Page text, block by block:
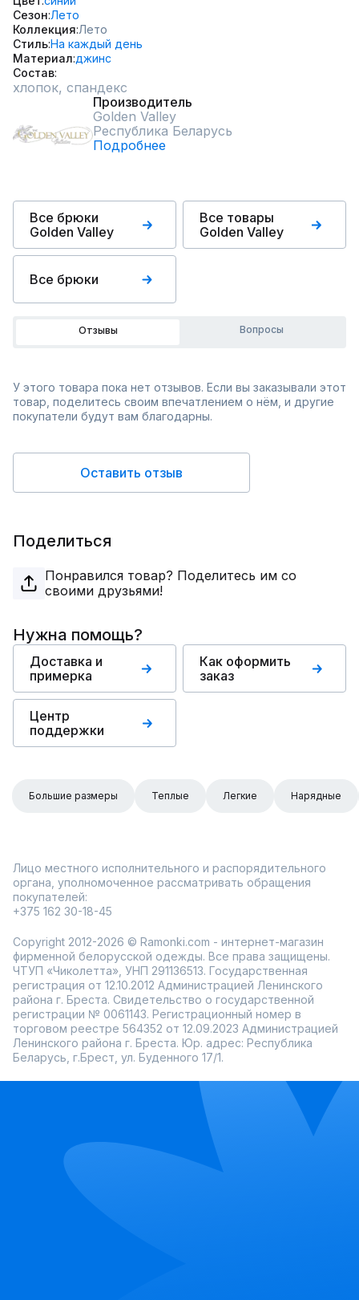
Сезон Лето
Коллекция Лето
СтильНа каждый день
Материал джинс
Состав
хлопок, спандекс
Производитель
Golden Valley
Республика Беларусь
Подробнее
Все брюки
Golden Valley
Все товары
Golden Valley
Все брюки
Отзывы Вопросы
У этого товара пока нет отзывов. Если вы заказывали этот
товар, поделитесь своим впечатлением о нём, и другие
покупатели будут вам благодарны.
Оставить отзыв
Поделиться
Понравился товар? Поделитесь им со
своими друзьями!
Нужна помощь?
Доставка и
примерка
Как оформить
заказ
Центр
поддержки
Большие размеры Теплые Легкие Нарядные
Лицо местного исполнительного и распорядительного
органа, уполномоченное рассматривать обращения
покупателей:
+375 162 30-18-45
Copyright 2012-2026 © Ramonki.com - интернет-магазин
фирменной белорусской одежды. Все права защищены.
ЧТУП «Чиколетта», УНП 291136513. Государственная
регистрация от 12.10.2012 Администрацией Ленинского
района г. Бреста. Свидетельство о государственной
регистрации № 0061143. Регистрационный номер в
торговом реестре 564352 от 12.09.2023 Администрацией
Ленинского района г. Бреста. Юр. адрес: Республика
Беларусь, г.Брест, ул. Буденного 17/1.